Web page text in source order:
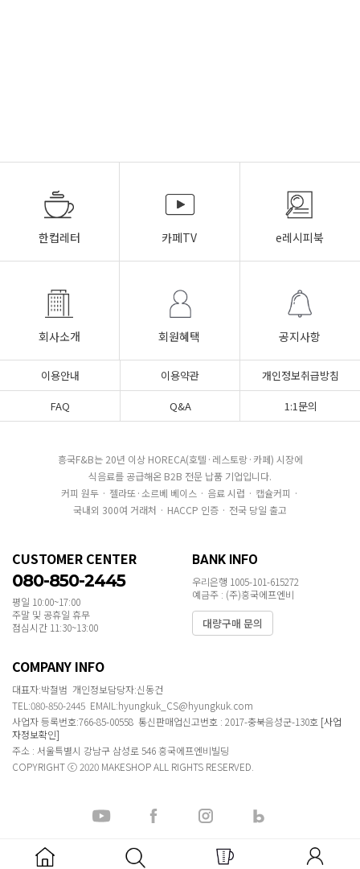
한컵레터 카페TV e레시피북
회사소개 회원혜택 공지사항
이용안내 이용약관
개인정보취급방침
FAQ
Q&A 1:1문의
흥국F&B는 20년 이상 HORECA(호텔·레스토랑·카페) 시장에
식음료를 공급해온 B2B 전문 납품 기업입니다.
커피 원두 · 젤라또·소르베 베이스 · 음료 시럽 · 캡슐커피 ·
국내외 300여 거래처 · HACCP 인증 · 전국 당일 출고
CUSTOMER CENTER
080-850-2445
평일 10:00~17:00
주말 및 공휴일 휴무
점심시간 11:30~13:00
BANK INFO
우리은행 1005-101-615272
예금주 : (주)흥국에프엔비
대량구매 문의
COMPANY INFO
대표자:박철범 개인정보담당자:신동건
TEL:080-850-2445 EMAIL:hyungkuk_CS@hyungkuk.com
사업자 등록번호:766-85-00558 통신판매업신고번호 : 2017-충북음성군-130호 [사업
자정보확인]
주소 : 서울특별시 강남구 삼성로 546 흥국에프엔비빌딩
COPYRIGHT ⓒ 2020 MAKESHOP ALL RIGHTS RESERVED.